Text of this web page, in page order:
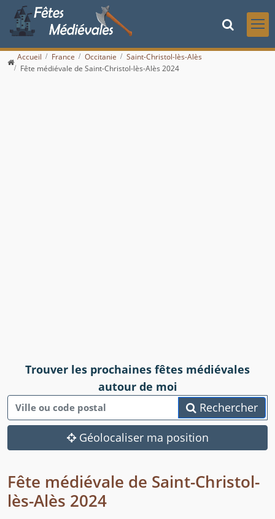
Accueil France Occitanie
Saint-Christol-lès-Alès
Fête médiévale de Saint-Christol-lès-Alès 2024
Trouver les prochaines fêtes médiévales
autour de moi
Rechercher
Géolocaliser ma position
Fête médiévale de Saint-Christol-
lès-Alès 2024